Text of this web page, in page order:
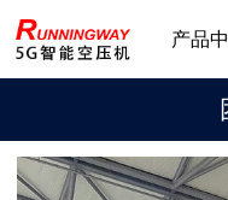
产品